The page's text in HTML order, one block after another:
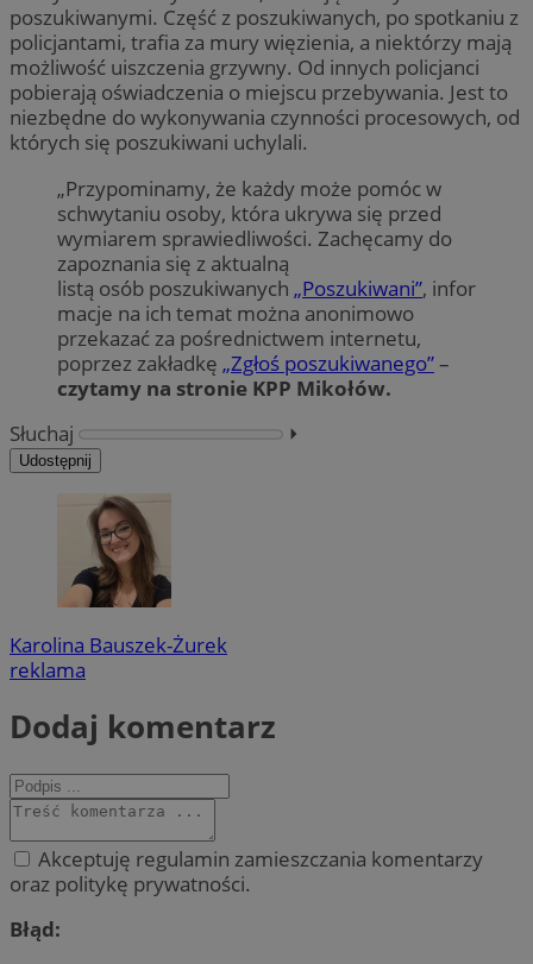
poszukiwanymi. Część z poszukiwanych, po spotkaniu z
policjantami, trafia za mury więzienia, a niektórzy mają
możliwość uiszczenia grzywny. Od innych policjanci
pobierają oświadczenia o miejscu przebywania. Jest to
niezbędne do wykonywania czynności procesowych, od
których się poszukiwani uchylali.
„Przypominamy, że każdy może pomóc w
schwytaniu osoby, która ukrywa się przed
wymiarem sprawiedliwości. Zachęcamy do
zapoznania się z aktualną
listą osób poszukiwanych „Poszukiwani”, infor
macje na ich temat można anonimowo
przekazać za pośrednictwem internetu,
poprzez zakładkę „Zgłoś poszukiwanego”–
czytamy na stronie KPP Mikołów.
Słuchaj
⏵︎
Udostępnij
Karolina Bauszek-Żurek
reklama
Dodaj komentarz
Akceptuję regulamin zamieszczania komentarzy
oraz politykę prywatności.
Błąd: